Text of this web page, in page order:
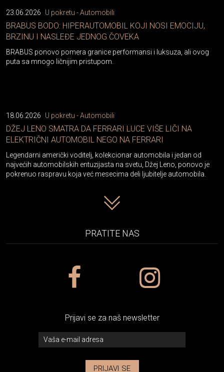
23.06.2026 U pokretu - Automobili
BRABUS BODO: HIPERAUTOMOBIL KOJI NOSI EMOCIJU,
BRZINU I NASLEĐE JEDNOG ČOVEKA
BRABUS ponovo pomera granice performansi i luksuza, ali ovog
puta sa mnogo ličnijim pristupom.
18.06.2026 U pokretu - Automobili
DŽEJ LENO SMATRA DA FERRARI LUCE VIŠE LIČI NA
ELEKTRIČNI AUTOMOBIL NEGO NA FERRARI
Legendarni američki voditelj, kolekcionar automobila i jedan od
najvećih automobilskih entuzijasta na svetu, Džej Leno, ponovo je
pokrenuo raspravu koja već mesecima deli ljubitelje automobila.
PRATITE NAS
Prijavi se za naš newsletter
PRIJAVI SE